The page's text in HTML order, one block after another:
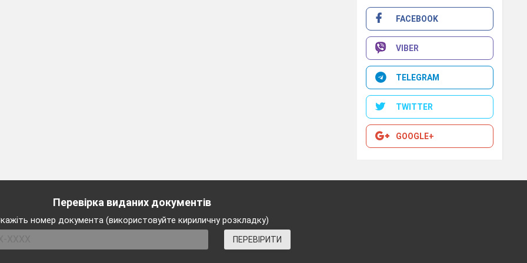
використання всіх можливостей заходу з метою патріотичного
і поширення?
FACEBOOK
VIBER
TELEGRAM
TWITTER
GOOGLE+
Перевірка виданих документів
номер документа (використовуйте кириличну розкладку)
ПЕРЕВІРИТИ